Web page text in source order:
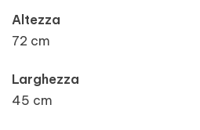
Altezza
72 cm
Larghezza
45 cm